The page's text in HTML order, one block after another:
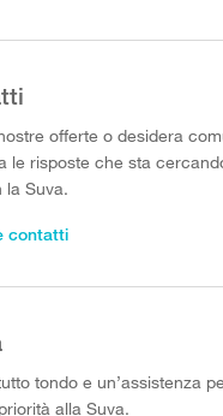
offerte o desidera
le risposte che sta
la Suva.
contatti
tondo e un’assistenza
alla Suva.